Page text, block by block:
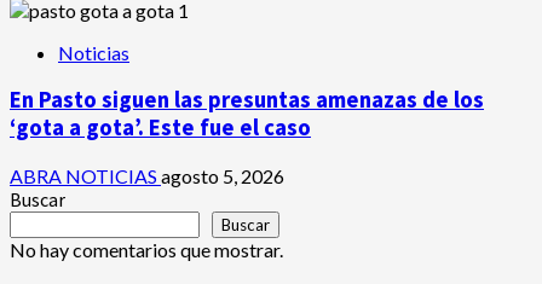
Noticias
En Pasto siguen las presuntas amenazas de los
‘gota a gota’. Este fue el caso
ABRA NOTICIAS agosto 5, 2026
Buscar
Buscar
No hay comentarios que mostrar.